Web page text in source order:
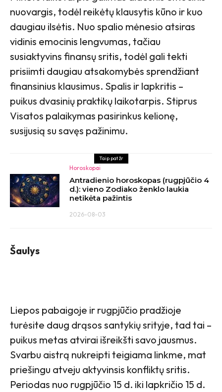
nuovargis, todėl reikėtų klausytis kūno ir kuo
daugiau ilsėtis. Nuo spalio mėnesio atsiras
vidinis emocinis lengvumas, tačiau
susiaktyvins finansų sritis, todėl gali tekti
prisiimti daugiau atsakomybės sprendžiant
finansinius klausimus. Spalis ir lapkritis –
puikus dvasinių praktikų laikotarpis. Stiprus
Visatos palaikymas pasirinkus kelionę,
susijusią su savęs pažinimu.
Taip pat žr
Horoskopai
Antradienio horoskopas (rugpjūčio 4
d.): vieno Zodiako ženklo laukia
netikėta pažintis
2026-08-03
Šaulys
Liepos pabaigoje ir rugpjūčio pradžioje
turėsite daug drąsos santykių srityje, tad tai –
puikus metas atvirai išreikšti savo jausmus.
Svarbu aistrą nukreipti teigiama linkme, mat
priešingu atveju aktyvinsis konfliktų sritis.
Periodas nuo rugpjūčio 15 d. iki lapkričio 15 d.